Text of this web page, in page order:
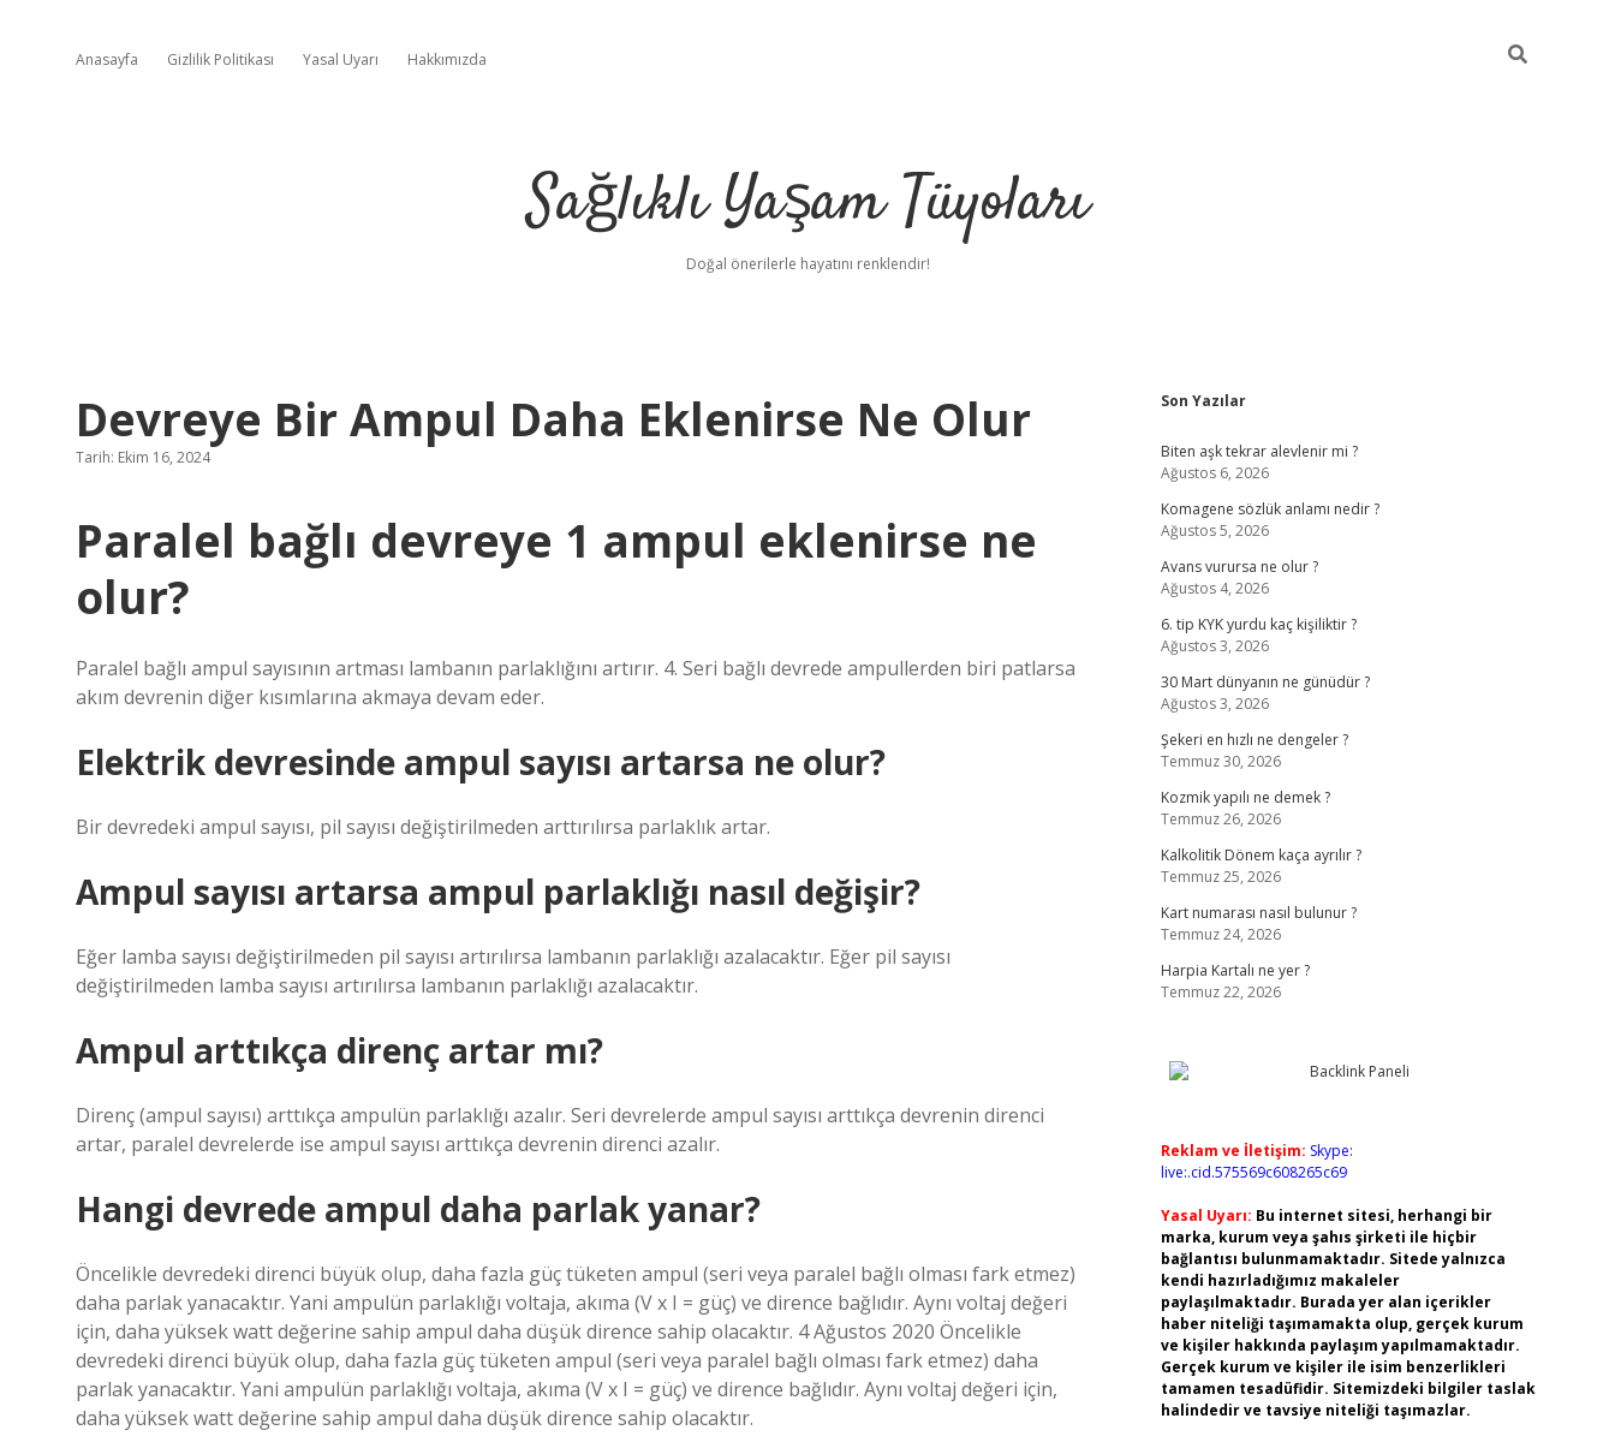
Anasayfa Gizlilik Politikası Yasal Uyarı Hakkımızda
Sağlıklı Yaşam Tüyoları
Doğal önerilerle hayatını renklendir!
Devreye Bir Ampul Daha Eklenirse Ne Olur
Tarih: Ekim 16, 2024
Paralel bağlı devreye 1 ampul eklenirse ne
olur?
Paralel bağlı ampul sayısının artması lambanın parlaklığını artırır. 4. Seri bağlı devrede ampullerden biri patlarsa
akım devrenin diğer kısımlarına akmaya devam eder.
Elektrik devresinde ampul sayısı artarsa ne olur?
Bir devredeki ampul sayısı, pil sayısı değiştirilmeden arttırılırsa parlaklık artar.
Ampul sayısı artarsa ampul parlaklığı nasıl değişir?
Eğer lamba sayısı değiştirilmeden pil sayısı artırılırsa lambanın parlaklığı azalacaktır. Eğer pil sayısı
değiştirilmeden lamba sayısı artırılırsa lambanın parlaklığı azalacaktır.
Ampul arttıkça direnç artar mı?
Direnç (ampul sayısı) arttıkça ampulün parlaklığı azalır. Seri devrelerde ampul sayısı arttıkça devrenin direnci
artar, paralel devrelerde ise ampul sayısı arttıkça devrenin direnci azalır.
Hangi devrede ampul daha parlak yanar?
Öncelikle devredeki direnci büyük olup, daha fazla güç tüketen ampul (seri veya paralel bağlı olması fark etmez)
daha parlak yanacaktır. Yani ampulün parlaklığı voltaja, akıma (V x I = güç) ve dirence bağlıdır. Aynı voltaj değeri
için, daha yüksek watt değerine sahip ampul daha düşük dirence sahip olacaktır. 4 Ağustos 2020 Öncelikle
devredeki direnci büyük olup, daha fazla güç tüketen ampul (seri veya paralel bağlı olması fark etmez) daha
parlak yanacaktır. Yani ampulün parlaklığı voltaja, akıma (V x I = güç) ve dirence bağlıdır. Aynı voltaj değeri için,
daha yüksek watt değerine sahip ampul daha düşük dirence sahip olacaktır.
Sidebar
Son Yazılar
Biten aşk tekrar alevlenir mi ?
Ağustos 6, 2026
Komagene sözlük anlamı nedir ?
Ağustos 5, 2026
Avans vurursa ne olur ?
Ağustos 4, 2026
6. tip KYK yurdu kaç kişiliktir ?
Ağustos 3, 2026
30 Mart dünyanın ne günüdür ?
Ağustos 3, 2026
Şekeri en hızlı ne dengeler ?
Temmuz 30, 2026
Kozmik yapılı ne demek ?
Temmuz 26, 2026
Kalkolitik Dönem kaça ayrılır ?
Temmuz 25, 2026
Kart numarası nasıl bulunur ?
Temmuz 24, 2026
Harpia Kartalı ne yer ?
Temmuz 22, 2026
Reklam ve İletişim: Skype:
live:.cid.575569c608265c69
Yasal Uyarı: Bu internet sitesi, herhangi bir
marka, kurum veya şahıs şirketi ile hiçbir
bağlantısı bulunmamaktadır. Sitede yalnızca
kendi hazırladığımız makaleler
paylaşılmaktadır. Burada yer alan içerikler
haber niteliği taşımamakta olup, gerçek kurum
ve kişiler hakkında paylaşım yapılmamaktadır.
Gerçek kurum ve kişiler ile isim benzerlikleri
tamamen tesadüfidir. Sitemizdeki bilgiler taslak
halindedir ve tavsiye niteliği taşımazlar.